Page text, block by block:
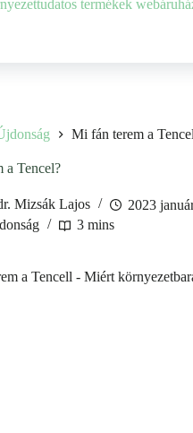
Mi fán terem a
a Tencel?
Mizsák Lajos
2023
3 mins